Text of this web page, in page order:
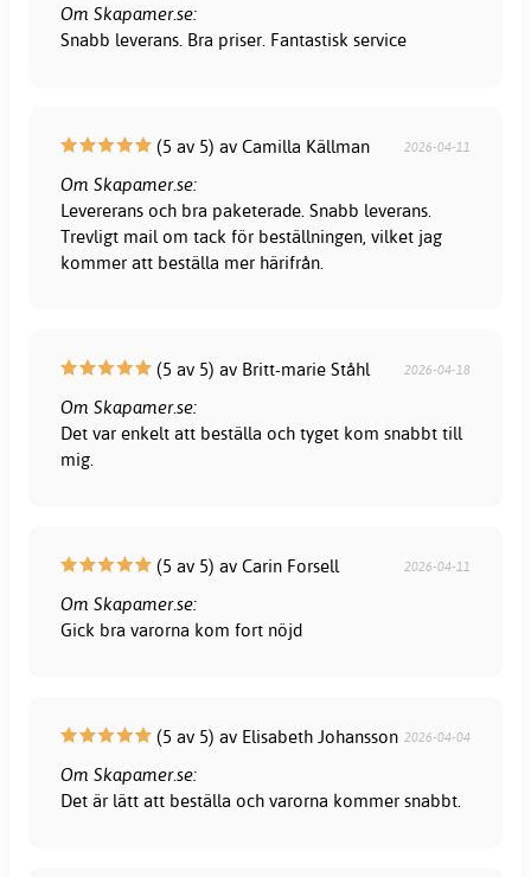
Om Skapamer.se:
Snabb leverans. Bra priser. Fantastisk service
(5 av 5) av Camilla Källman 2026-04-11
Om Skapamer.se:
Levererans och bra paketerade. Snabb leverans.
Trevligt mail om tack för beställningen, vilket jag
kommer att beställa mer härifrån.
(5 av 5) av Britt-marie Ståhl 2026-04-18
Om Skapamer.se:
Det var enkelt att beställa och tyget kom snabbt till
mig.
(5 av 5) av Carin Forsell 2026-04-11
Om Skapamer.se:
Gick bra varorna kom fort nöjd
(5 av 5) av Elisabeth Johansson 2026-04-04
Om Skapamer.se:
Det är lätt att beställa och varorna kommer snabbt.